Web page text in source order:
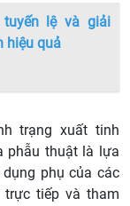
lệ và giải
hiệu quả
trạng xuất tinh
phẫu thuật là lựa
phụ của các
trực tiếp và tham